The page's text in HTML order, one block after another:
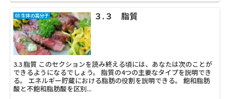
03 生体の高分子 ３.３ 脂質
3.3 脂質 このセクションを読み終える頃には、あなたは次のことが
できるようになるでしょう。 脂質の4つの主要なタイプを説明でき
る。 エネルギー貯蔵における脂肪の役割を説明できる。 飽和脂肪
酸と不飽和脂肪酸を区別...